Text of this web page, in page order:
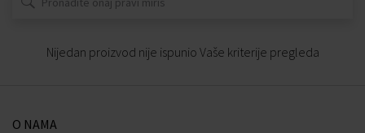
Nijedan proizvod nije ispunio Vaše kriterije pregleda
O NAMA